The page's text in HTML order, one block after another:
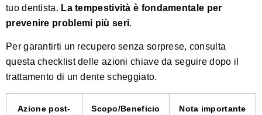
tuo dentista. La tempestività è fondamentale per
prevenire problemi più seri.
Per garantirti un recupero senza sorprese, consulta
questa checklist delle azioni chiave da seguire dopo il
trattamento di un dente scheggiato.
Azione post-
Scopo/Beneficio Nota importante